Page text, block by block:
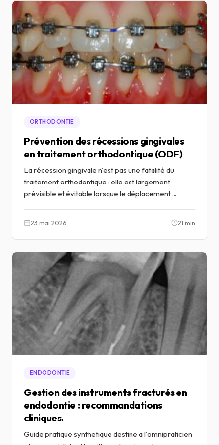
ORTHODONTIE
Prévention des récessions gingivales
en traitement orthodontique (ODF)
La récession gingivale n'est pas une fatalité du
traitement orthodontique : elle est largement
prévisible et évitable lorsque le déplacement ...
23 mai 2026 21 min
ENDODONTIE
Gestion des instruments fracturés en
endodontie : recommandations
cliniques.
Guide pratique synthetique destine a l'omnipraticien